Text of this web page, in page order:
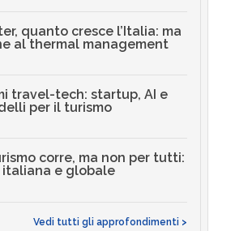
quanto cresce l’Italia: ma
al thermal management
travel-tech: startup, AI e
per il turismo
corre, ma non per tutti:
italiana e globale
Vedi tutti gli approfondimenti >